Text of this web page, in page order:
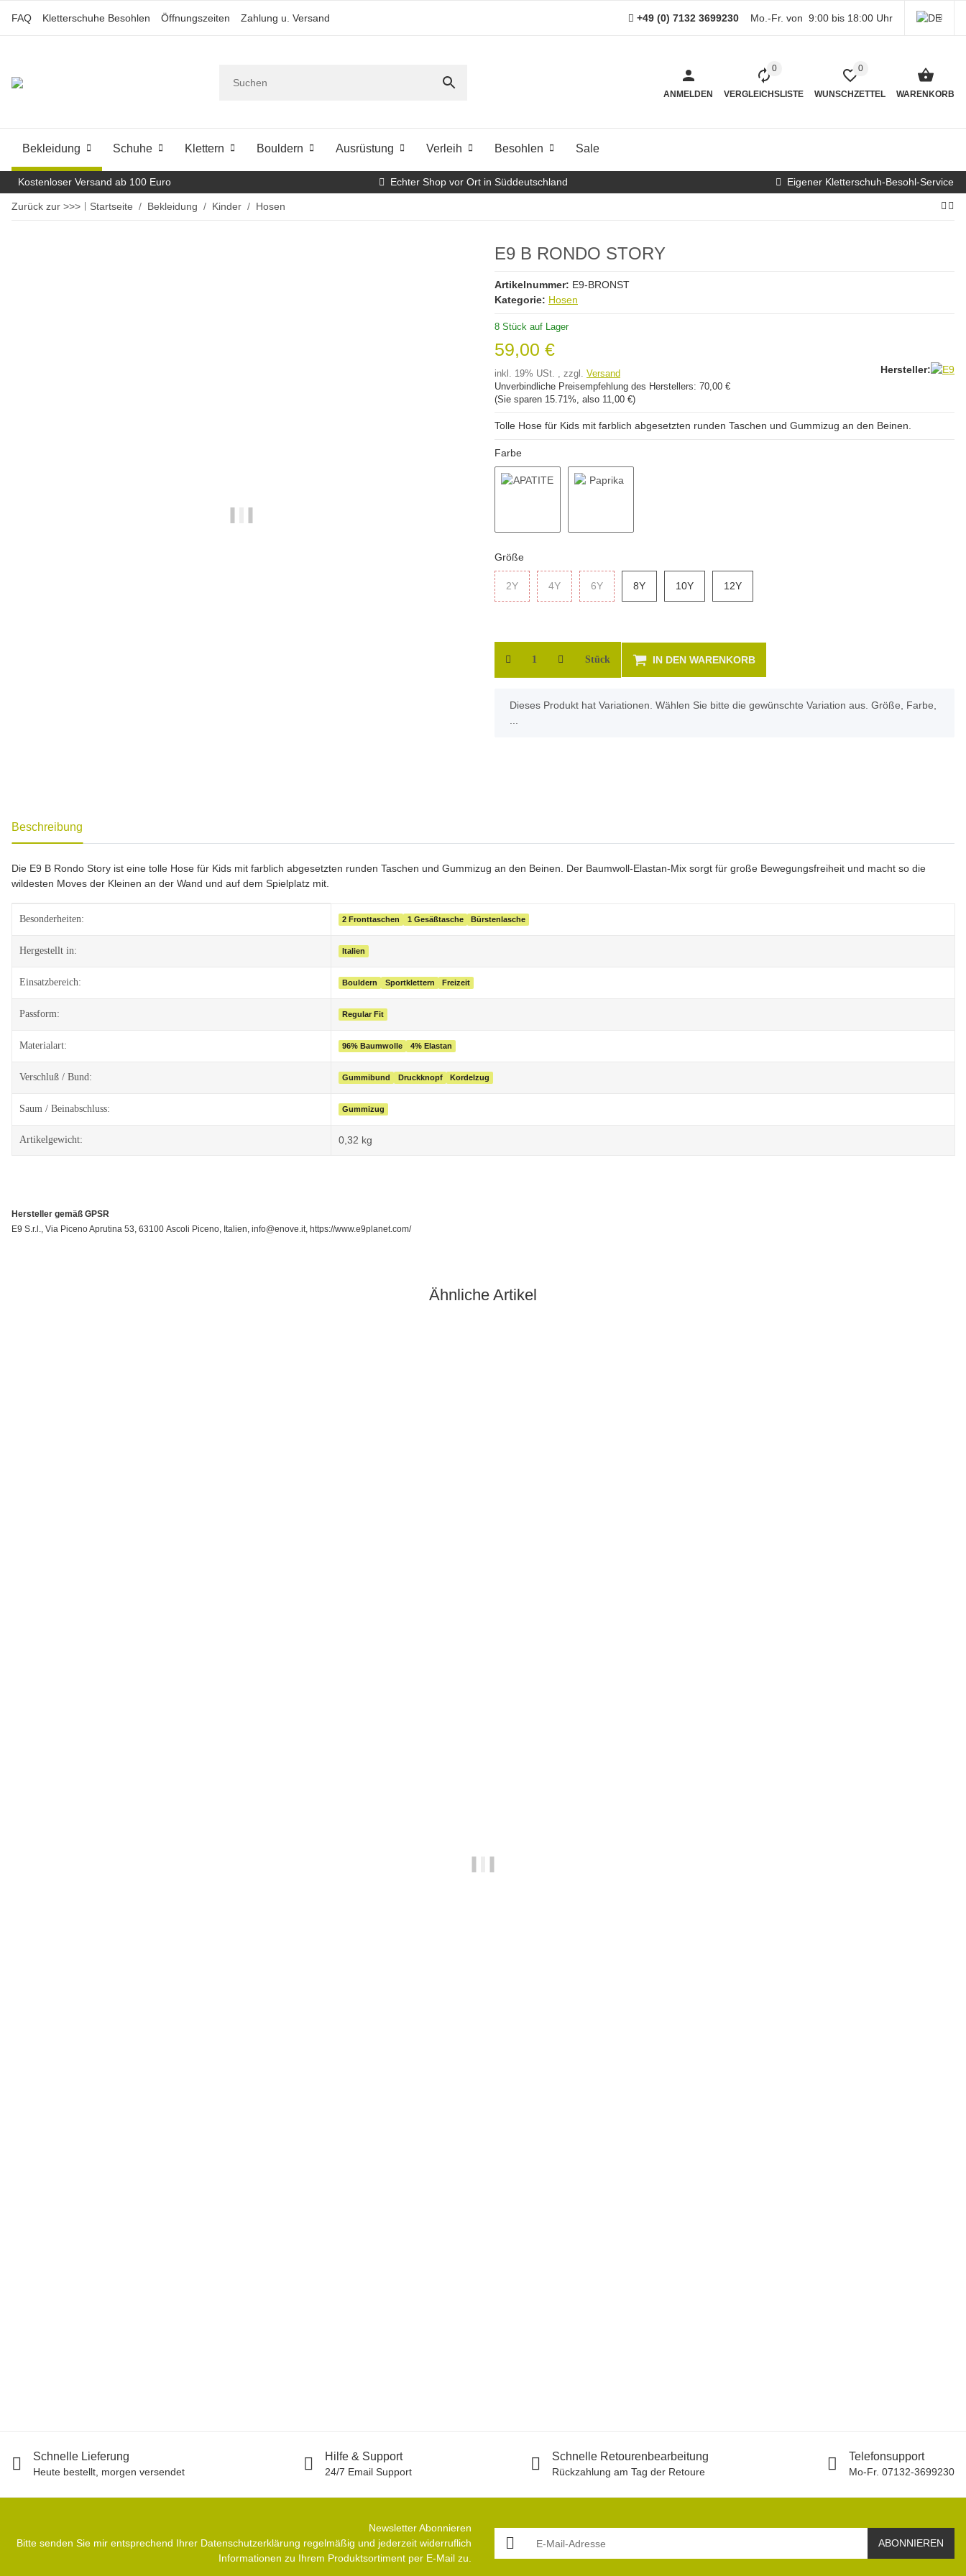
FAQ Kletterschuhe Besohlen Öffnungszeiten Zahlung u. Versand +49 (0) 7132 3699230 Mo.-Fr. von 9:00 bis 18:00 Uhr
ANMELDEN
0
VERGLEICHSLISTE
0
WUNSCHZETTEL WARENKORB
Bekleidung Schuhe Klettern Bouldern Ausrüstung Verleih Besohlen Sale
Kostenloser Versand ab 100 Euro Echter Shop vor Ort in Süddeutschland Eigener Kletterschuh-Besohl-Service
Zurück zur >>> Startseite Bekleidung Kinder Hosen
E9 B RONDO STORY
Artikelnummer: E9-BRONST
Kategorie: Hosen
8 Stück auf Lager
59,00 €
inkl. 19% USt. , zzgl. Versand
Unverbindliche Preisempfehlung des Herstellers: 70,00 €
(Sie sparen 15.71% , also 11,00 €)
Hersteller:
Tolle Hose für Kids mit farblich abgesetzten runden Taschen und Gummizug an den Beinen.
Farbe
Größe
2Y2Y 4Y4Y 6Y6Y 8Y8Y 10Y10Y 12Y12Y
Stück IN DEN WARENKORB
x
Dieses Produkt hat Variationen. Wählen Sie bitte die gewünschte Variation aus. Größe, Farbe,
Beschreibung
Die E9 B Rondo Story ist eine tolle Hose für Kids mit farblich abgesetzten runden Taschen und Gummizug an den Beinen. Der Baumwoll-Elastan-Mix sorgt für große Bewegungsfreiheit und macht so die
wildesten Moves der Kleinen an der Wand und auf dem Spielplatz mit.
Produkteigenschaft
Wert
Besonderheiten: 2 Fronttaschen 1 Gesäßtasche Bürstenlasche
Hergestellt in: Italien
Einsatzbereich: Bouldern Sportklettern Freizeit
Passform: Regular Fit
Materialart: 96% Baumwolle 4% Elastan
Verschluß / Bund: Gummibund Druckknopf Kordelzug
Saum / Beinabschluss: Gummizug
Artikelgewicht: 0,32 kg
Hersteller gemäß GPSR
E9 S.r.l., Via Piceno Aprutina 53, 63100 Ascoli Piceno, Italien, info@enove.it, https://www.e9planet.com/
Ähnliche Artikel
Schnelle Lieferung
Heute bestellt, morgen versendet
Hilfe & Support
24/7 Email Support
Schnelle Retourenbearbeitung
Rückzahlung am Tag der Retoure
Telefonsupport
Mo-Fr. 07132-3699230
Newsletter Abonnieren
Bitte senden Sie mir entsprechend Ihrer Datenschutzerklärung regelmäßig und jederzeit widerruflich
Informationen zu Ihrem Produktsortiment per E-Mail zu.
E-Mail-Adresse
ABONNIEREN